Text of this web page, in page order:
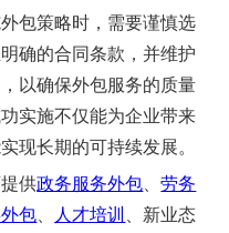
包策略时，需要谨慎选
确的合同条款，并维护
以确保外包服务的质量
实施不仅能为企业带来
现长期的可持续发展。
供政务服务外包 、劳务
包 人才培训
、新业态